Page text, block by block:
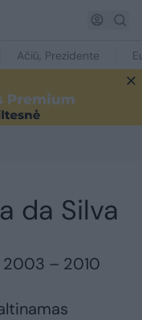
Ačiū, Prezidente
da Silva
2003 – 2010